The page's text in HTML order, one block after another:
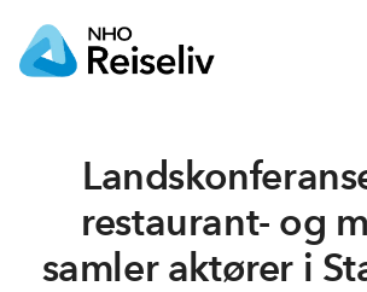
restaurant- og
samler aktører i